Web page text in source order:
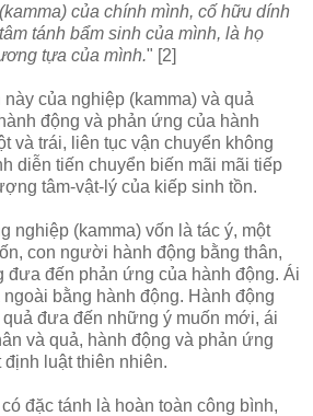
của chính mình, cố hữu dính
tánh bẩm sinh của mình, là họ
tựa của mình." [2]
của nghiệp (kamma) và quả
động và phản ứng của hành
và trái, liên tục vận chuyển không
diễn tiến chuyển biến mãi mãi tiếp
tâm-vật-lý của kiếp sinh tồn.
nghiệp (kamma) vốn là tác ý, một
con người hành động bằng thân,
đưa đến phản ứng của hành động. Ái
bằng hành động. Hành động
đưa đến những ý muốn mới, ái
và quả, hành động và phản ứng
luật thiên nhiên.
đặc tánh là hoàn toàn công bình,